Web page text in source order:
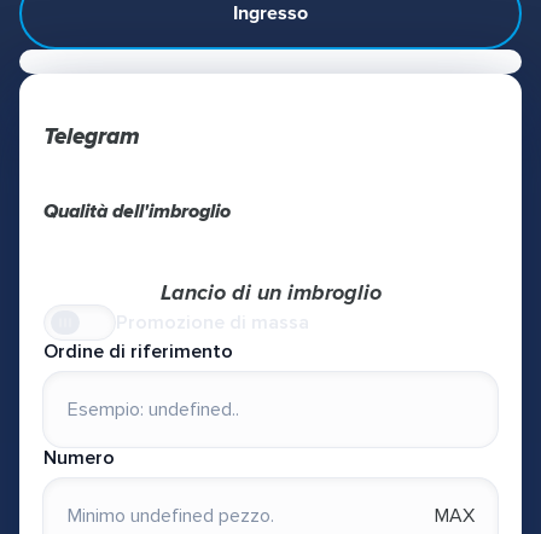
Ingresso
Telegram
Qualità dell'imbroglio
Lancio di un imbroglio
Ordine di riferimento
Numero
MAX